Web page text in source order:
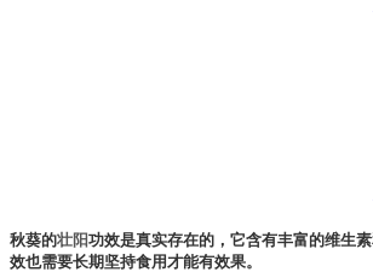
秋葵的壮阳功效是真实存在的，它含有丰富的维生
效也需要长期坚持食用才能有效果。